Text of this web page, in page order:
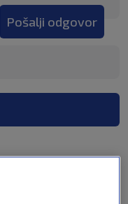
Pošalji odgovor